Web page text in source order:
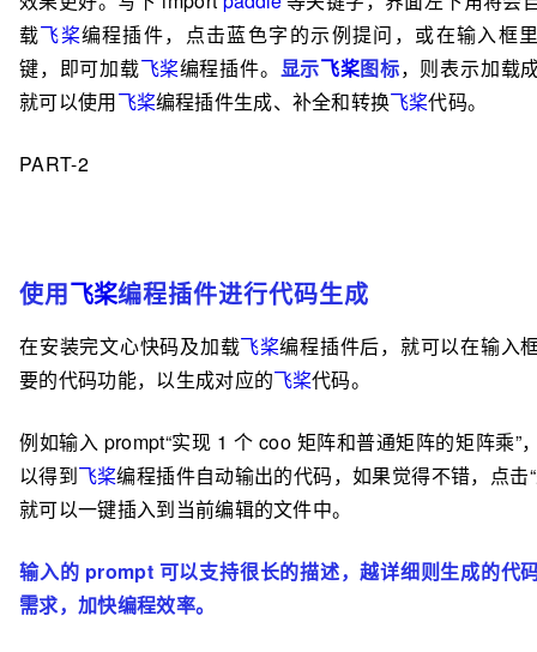
载飞桨编程插件，点击蓝色字的示例提问，或在输入框
键，即可加载飞桨编程插件。 显示飞桨图标，则表示加载
就可以使用飞桨编程插件生成、补全和转换飞桨代码。
PART-2
使用飞桨编程插件进行代码生成
在安装完文心快码及加载飞桨编程插件后，就可以在输入
要的代码功能，以生成对应的飞桨代码。
例如输入 prompt“实现 1 个 coo 矩阵和普通矩阵的矩阵乘”
以得到飞桨编程插件自动输出的代码，如果觉得不错，点击
就可以一键插入到当前编辑的文件中。
输入的 prompt 可以支持很长的描述，越详细则生成的代
需求，加快编程效率。